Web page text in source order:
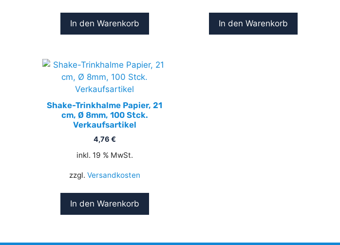
In den Warenkorb In den Warenkorb
Shake-Trinkhalme Papier, 21
cm, Ø 8mm, 100 Stck.
Verkaufsartikel
4,76 €
inkl. 19 % MwSt.
zzgl. Versandkosten
In den Warenkorb